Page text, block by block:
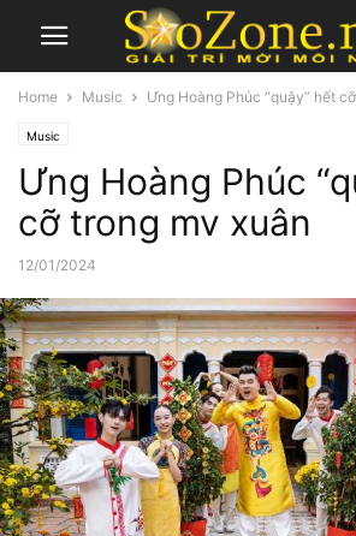
Home Music Ưng Hoàng Phúc “quậy” hết
Music
Ưng Hoàng Phúc
cỡ trong mv xuân
12/01/2024